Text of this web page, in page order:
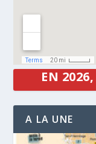
EN 2026,
A LA UNE